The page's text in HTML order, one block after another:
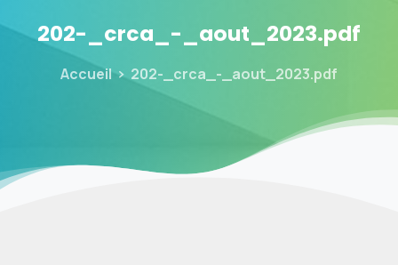
202-_crca_-_aout_2023.pdf
Accueil 202-_crca_-_aout_2023.pdf